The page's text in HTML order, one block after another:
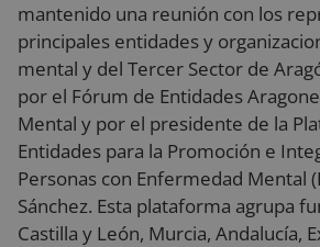
mantenido una reunión con los
principales entidades y
mental y del Tercer Sector de
por el Fórum de Entidades
Mental y por el presidente de la
Entidades para la Promoción e
Personas con Enfermedad Mental
Sánchez. Esta plataforma agrupa
Castilla y León, Murcia, Andalucía,